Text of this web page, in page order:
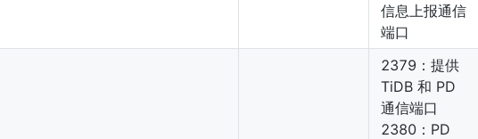
信息上报通信
端口
2379：提供
TiDB 和 PD
通信端口
2380：PD